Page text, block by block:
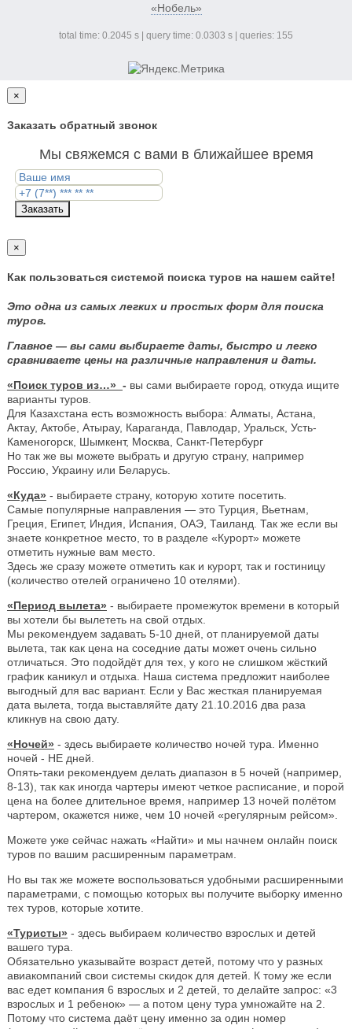
«Нобель»
total time: 0.2045 s | query time: 0.0303 s | queries: 155
×
Заказать обратный звонок
Мы свяжемся с вами в ближайшее время
Заказать
×
Как пользоваться системой поиска туров на нашем сайте!
Это одна из самых легких и простых форм для поиска
туров.
Главное — вы сами выбираете даты, быстро и легко
сравниваете цены на различные направления и даты.
«Поиск туров из…» - вы сами выбираете город, откуда ищите
варианты туров.
Для Казахстана есть возможность выбора: Алматы, Астана,
Актау, Актобе, Атырау, Караганда, Павлодар, Уральск, Усть-
Каменогорск, Шымкент, Москва, Санкт-Петербург
Но так же вы можете выбрать и другую страну, например
Россию, Украину или Беларусь.
«Куда» - выбираете страну, которую хотите посетить.
Самые популярные направления — это Турция, Вьетнам,
Греция, Египет, Индия, Испания, ОАЭ, Таиланд. Так же если вы
знаете конкретное место, то в разделе «Курорт» можете
отметить нужные вам место.
Здесь же сразу можете отметить как и курорт, так и гостиницу
(количество отелей ограничено 10 отелями).
«Период вылета» - выбираете промежуток времени в который
вы хотели бы вылететь на свой отдых.
Мы рекомендуем задавать 5-10 дней, от планируемой даты
вылета, так как цена на соседние даты может очень сильно
отличаться. Это подойдёт для тех, у кого не слишком жёсткий
график каникул и отдыха. Наша система предложит наиболее
выгодный для вас вариант. Если у Вас жесткая планируемая
дата вылета, тогда выставляйте дату 21.10.2016 два раза
кликнув на свою дату.
«Ночей» - здесь выбираете количество ночей тура. Именно
ночей - НЕ дней.
Опять-таки рекомендуем делать диапазон в 5 ночей (например,
8-13), так как иногда чартеры имеют четкое расписание, и порой
цена на более длительное время, например 13 ночей полётом
чартером, окажется ниже, чем 10 ночей «регулярным рейсом».
Можете уже сейчас нажать «Найти» и мы начнем онлайн поиск
туров по вашим расширенным параметрам.
Но вы так же можете воспользоваться удобными расширенными
параметрами, с помощью которых вы получите выборку именно
тех туров, которые хотите.
«Туристы» - здесь выбираем количество взрослых и детей
вашего тура.
Обязательно указывайте возраст детей, потому что у разных
авиакомпаний свои системы скидок для детей. К тому же если
вас едет компания 6 взрослых и 2 детей, то делайте запрос: «3
взрослых и 1 ребенок» — а потом цену тура умножайте на 2.
Потому что система даёт цену именно за один номер